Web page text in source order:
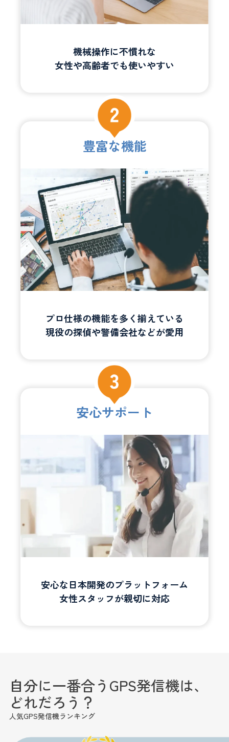
機械操作に不慣れな
女性や高齢者でも使いやすい
豊富な機能
プロ仕様の機能を多く揃えている
現役の探偵や警備会社などが愛用
安心サポート
安心な日本開発のプラットフォーム
女性スタッフが親切に対応
自分に一番合うGPS発信機は、
どれだろう？
人気GPS発信機ランキング